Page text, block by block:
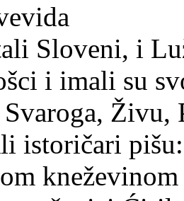
Sloveni, i
i imali su
Živu,
istoričari